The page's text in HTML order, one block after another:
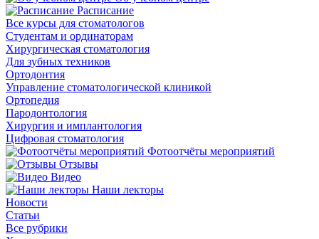
Расписание
Все курсы для стоматологов
Студентам и ординаторам
Хирургическая стоматология
Для зубных техников
Ортодонтия
Управление стоматологической клиникой
Ортопедия
Пародонтология
Хирургия и имплантология
Цифровая стоматология
Фотоотчёты мероприятий
Отзывы
Видео
Наши лекторы
Новости
Статьи
Все рубрики